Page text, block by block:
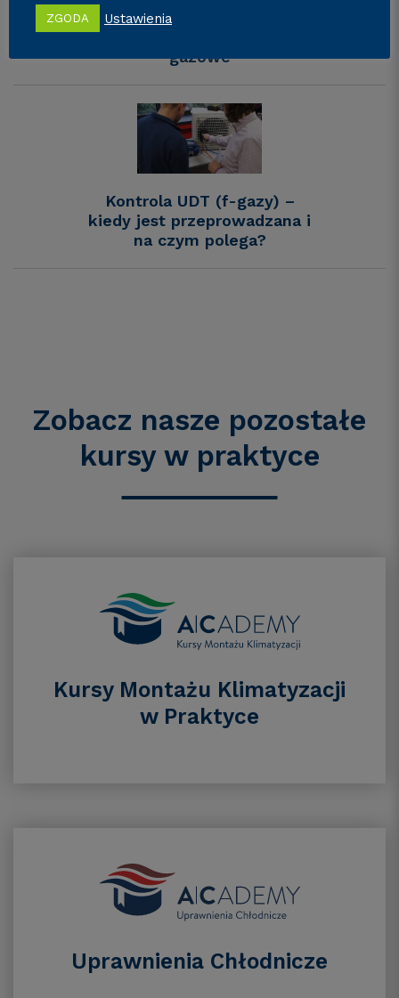
Uprawnienia
gazowe
Kontrola UDT (f-gazy) –
kiedy jest przeprowadzana i
na czym polega?
Zobacz nasze pozostałe
kursy w praktyce
Kursy Montażu Klimatyzacji
w Praktyce
Uprawnienia Chłodnicze
ZGODA Ustawienia